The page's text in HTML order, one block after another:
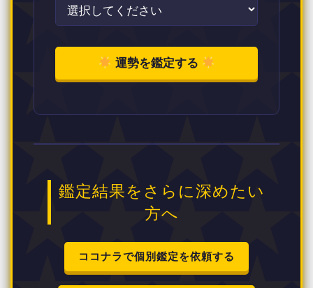
運勢を鑑定する
鑑定結果をさらに深めたい
方へ
ココナラで個別鑑定を依頼する